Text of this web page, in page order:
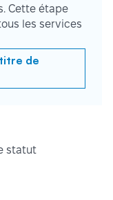
Cette étape
les services
de
statut